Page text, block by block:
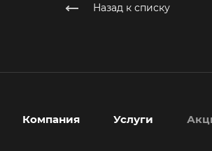
Назад к списку
Компания Услуги